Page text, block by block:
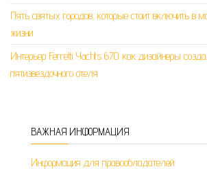
Пять святых городов, которые стоит включить в
жизни
Интерьер Ferretti Yachts 670: как дизайнеры
пятизвездочного отеля
ВАЖНАЯ ИНФОРМАЦИЯ
Информация для правообладателей